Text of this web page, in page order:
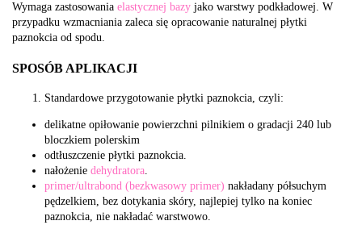
Wymaga zastosowania elastycznej bazy jako warstwy podkładowej. W
przypadku wzmacniania zaleca się opracowanie naturalnej płytki
paznokcia od spodu.
SPOSÓB APLIKACJI
Standardowe przygotowanie płytki paznokcia, czyli:
delikatne opiłowanie powierzchni pilnikiem o gradacji 240 lub
bloczkiem polerskim
odtłuszczenie płytki paznokcia.
nałożenie dehydratora
primer/ultrabond (bezkwasowy primer) nakładany półsuchym
pędzelkiem, bez dotykania skóry, najlepiej tylko na koniec
paznokcia, nie nakładać warstwowo.